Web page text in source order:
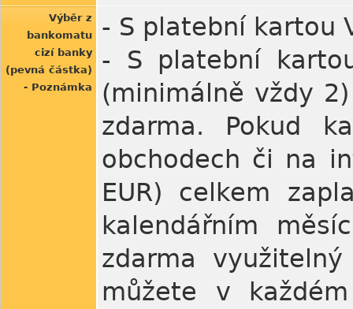
Výběr z
bankomatu
cizí banky
(pevná částka)
- Poznámka
- S platební kartou
- S platební
(minimálně vždy
zdarma. Pokud
obchodech či na
EUR) celkem
kalendářním
zdarma
můžete v